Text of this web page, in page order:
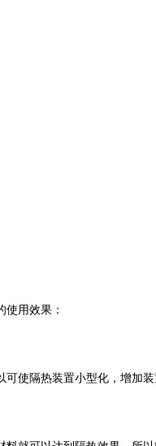
用效果：
使隔热装置小型化，增加装